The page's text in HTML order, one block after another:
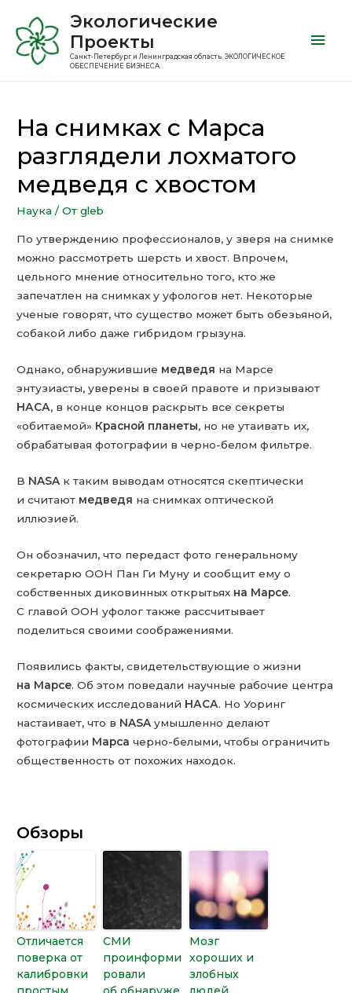
Экологические
Проекты
Санкт-Петербург и Ленинградская область. ЭКОЛОГИЧЕСКОЕ
ОБЕСПЕЧЕНИЕ БИЗНЕСА
На снимках с Марса
разглядели лохматого
медведя с хвостом
Наука / От gleb
По утверждению профессионалов, у зверя на снимке
можно рассмотреть шерсть и хвост. Впрочем,
цельного мнение относительно того, кто же
запечатлен на снимках у уфологов нет. Некоторые
ученые говорят, что существо может быть обезьяной,
собакой либо даже гибридом грызуна.
Однако, обнаружившие медведя на Марсе
энтузиасты, уверены в своей правоте и призывают
НАСА, в конце концов раскрыть все секреты
«обитаемой» Красной планеты, но не утаивать их,
обрабатывая фотографии в черно-белом фильтре.
В NASA к таким выводам относятся скептически
и считают медведя на снимках оптической
иллюзией.
Он обозначил, что передаст фото генеральному
секретарю ООН Пан Ги Муну и сообщит ему о
собственных диковинных открытьях на Марсе.
С главой ООН уфолог также рассчитывает
поделиться своими соображениями.
Появились факты, свидетельствующие о жизни
на Марсе. Об этом поведали научные рабочие центра
космических исследований НАСА. Но Уоринг
настаивает, что в NASA умышленно делают
фотографии Марса черно-белыми, чтобы ограничить
общественность от похожих находок.
Обзоры
Отличается
поверка от
калибровки
СМИ
проинформи
ровали
Мозг
хороших и
злобных